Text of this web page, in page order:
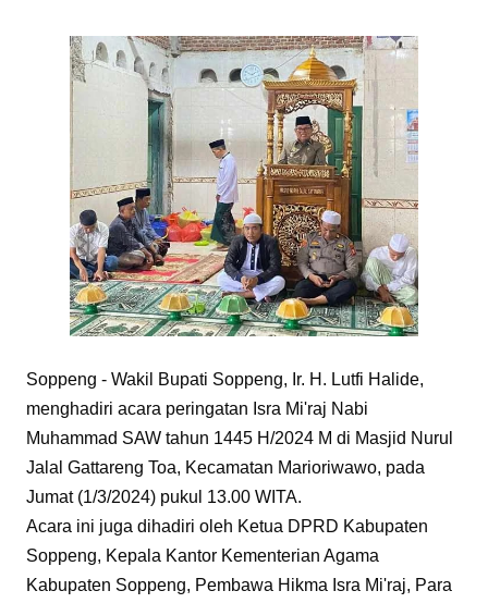
Soppeng - Wakil Bupati Soppeng, Ir. H. Lutfi Halide,
menghadiri acara peringatan Isra Mi'raj Nabi
Muhammad SAW tahun 1445 H/2024 M di Masjid Nurul
Jalal Gattareng Toa, Kecamatan Marioriwawo, pada
Jumat (1/3/2024) pukul 13.00 WITA.
Acara ini juga dihadiri oleh Ketua DPRD Kabupaten
Soppeng, Kepala Kantor Kementerian Agama
Kabupaten Soppeng, Pembawa Hikma Isra Mi'raj, Para